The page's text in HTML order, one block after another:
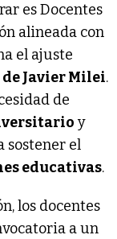
es Docentes
alineada con
el ajuste
Javier Milei.
de
y
sostener el
educativas.
los docentes
a un